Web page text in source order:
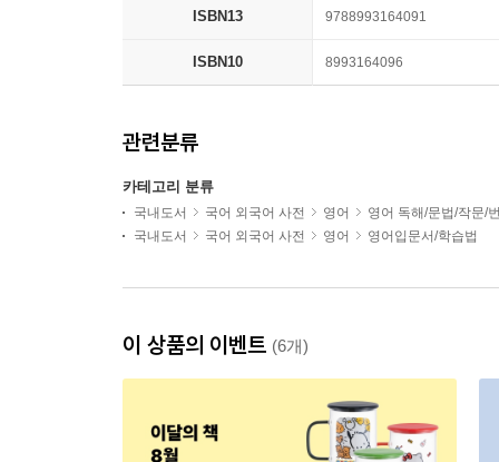
ISBN13 9788993164091
ISBN10 8993164096
관련분류
카테고리 분류
국내도서 국어 외국어 사전 영어
영어 독해/문법/작문/
국내도서
국어 외국어 사전 영어 영어입문서/학습법
이 상품의 이벤트 (6개)